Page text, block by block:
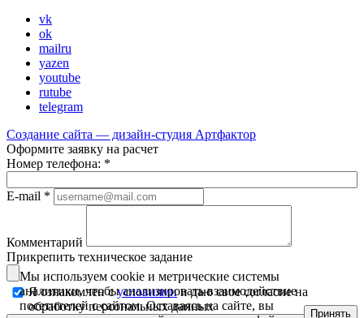
vk
ok
mailru
yazen
youtube
rutube
telegram
Создание сайта — дизайн-студия Артфактор
Оформите заявку на расчет
Номер телефона: *
E-mail *
Комментарий
Прикрепить техническое задание
Я ознакомлен сусловиямии даю свое согласие на
обработку персональных данных
Мы используем cookie и метрические системы
аналитики, чтобы анализировать взаимодействие
посетителей с сайтом. Оставаясь на сайте, вы
Принять